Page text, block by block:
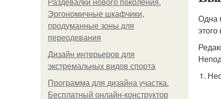
Раздевалки нового поколения.
Эргономичные шкафчики,
продуманные зоны для
переодевания
Дизайн интерьеров для
экстремальных видов спорта
Программа для дизайна участка.
Бесплатный онлайн-конструктор
Одна